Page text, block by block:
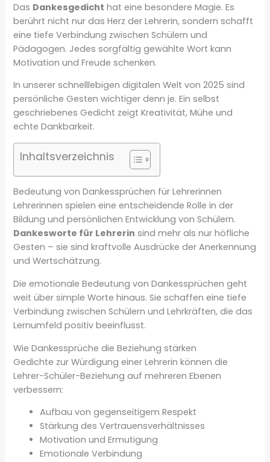
Das Dankesgedicht hat eine besondere Magie. Es
berührt nicht nur das Herz der Lehrerin, sondern schafft
eine tiefe Verbindung zwischen Schülern und
Pädagogen. Jedes sorgfältig gewählte Wort kann
Motivation und Freude schenken.
In unserer schnelllebigen digitalen Welt von 2025 sind
persönliche Gesten wichtiger denn je. Ein selbst
geschriebenes Gedicht zeigt Kreativität, Mühe und
echte Dankbarkeit.
Inhaltsverzeichnis
Bedeutung von Dankessprüchen für Lehrerinnen
Lehrerinnen spielen eine entscheidende Rolle in der
Bildung und persönlichen Entwicklung von Schülern.
Dankesworte für Lehrerin sind mehr als nur höfliche
Gesten – sie sind kraftvolle Ausdrücke der Anerkennung
und Wertschätzung.
Die emotionale Bedeutung von Dankessprüchen geht
weit über simple Worte hinaus. Sie schaffen eine tiefe
Verbindung zwischen Schülern und Lehrkräften, die das
Lernumfeld positiv beeinflusst.
Wie Dankessprüche die Beziehung stärken
Gedichte zur Würdigung einer Lehrerin können die
Lehrer-Schüler-Beziehung auf mehreren Ebenen
verbessern:
Aufbau von gegenseitigem Respekt
Stärkung des Vertrauensverhältnisses
Motivation und Ermutigung
Emotionale Verbindung